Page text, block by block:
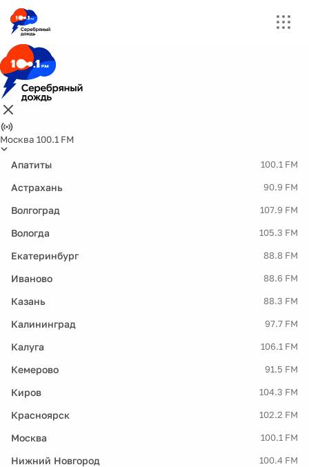
Москва 100.1 FM
Апатиты 100.1 FM
Астрахань 90.9 FM
Волгоград 107.9 FM
Вологда 105.3 FM
Екатеринбург 88.8 FM
Иваново 88.6 FM
Казань 88.3 FM
Калининград 97.7 FM
Калуга 106.1 FM
Кемерово 91.5 FM
Киров 104.3 FM
Красноярск 102.2 FM
Москва 100.1 FM
Нижний Новгород 100.4 FM